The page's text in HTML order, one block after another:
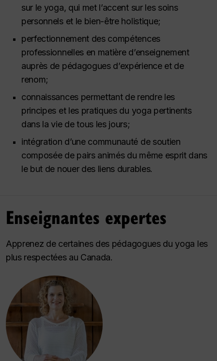
sur le yoga, qui met l’accent sur les soins
personnels et le bien-être holistique;
perfectionnement des compétences
professionnelles en matière d’enseignement
auprès de pédagogues d’expérience et de
renom;
connaissances permettant de rendre les
principes et les pratiques du yoga pertinents
dans la vie de tous les jours;
intégration d’une communauté de soutien
composée de pairs animés du même esprit dans
le but de nouer des liens durables.
Enseignantes expertes
Apprenez de certaines des pédagogues du yoga les
plus respectées au Canada.